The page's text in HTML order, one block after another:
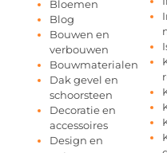
Bloemen
Blog
Bouwen en
verbouwen
Bouwmaterialen
Dak gevel en
schoorsteen
Decoratie en
accessoires
Design en